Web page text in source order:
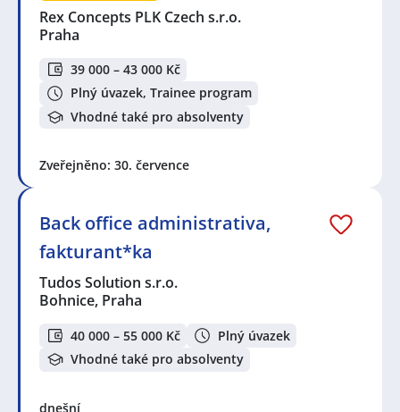
Rex Concepts PLK Czech s.r.o.
Praha
39 000 – 43 000 Kč
Plný úvazek, Trainee program
Vhodné také pro absolventy
Zveřejněno: 30. července
Back office administrativa,
fakturant*ka
Tudos Solution s.r.o.
Bohnice, Praha
40 000 – 55 000 Kč
Plný úvazek
Vhodné také pro absolventy
dnešní